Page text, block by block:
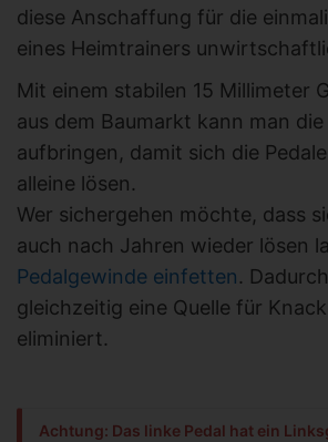
diese Anschaffung für die
eines Heimtrainers
Mit einem stabilen 15 Millimeter
aus dem Baumarkt kann man
aufbringen, damit sich die
alleine lösen.
Wer sichergehen möchte, dass
auch nach Jahren wieder lösen
Pedalgewinde einfetten.
gleichzeitig eine Quelle für
eliminiert.
Achtung: Das linke Pedal hat ein